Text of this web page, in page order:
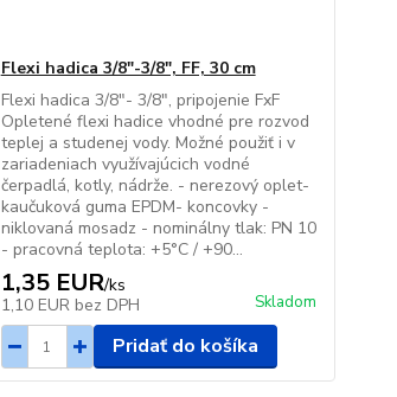
Flexi hadica 3/8"-3/8", FF, 30 cm
Flexi hadica 3/8"- 3/8", pripojenie FxF
Opletené flexi hadice vhodné pre rozvod
teplej a studenej vody. Možné použiť i v
zariadeniach využívajúcich vodné
čerpadlá, kotly, nádrže. - nerezový oplet-
kaučuková guma EPDM- koncovky -
niklovaná mosadz - nominálny tlak: PN 10
- pracovná teplota: +5°C / +90...
1,35 EUR/ks
1,10 EUR bez DPH Skladom
Pridať do košíka